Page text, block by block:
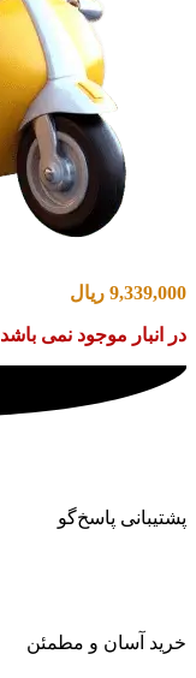
9,339,000 ریال
در انبار موجود نمی باشد
پشتیبانی پاسخ‌گو
خرید آسان و مطمئن